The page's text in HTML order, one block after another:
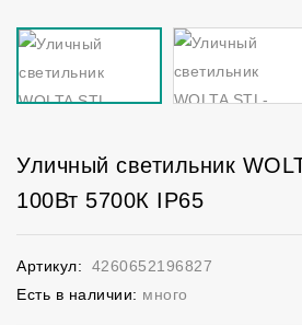
Уличный светильник
100Вт 5700К IP65
Артикул:
4260652196827
Есть в наличии: много